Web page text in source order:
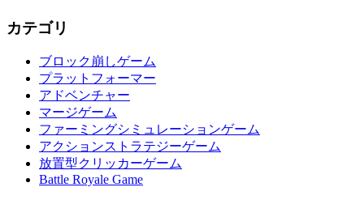
カテゴリ
ブロック崩しゲーム
プラットフォーマー
アドベンチャー
マージゲーム
ファーミングシミュレーションゲーム
アクションストラテジーゲーム
放置型クリッカーゲーム
Battle Royale Game